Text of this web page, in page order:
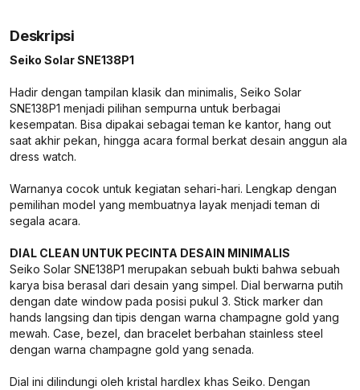
Deskripsi
Seiko Solar SNE138P1
Hadir dengan tampilan klasik dan minimalis, Seiko Solar
SNE138P1 menjadi pilihan sempurna untuk berbagai
kesempatan. Bisa dipakai sebagai teman ke kantor, hang out
saat akhir pekan, hingga acara formal berkat desain anggun ala
dress watch.
Warnanya cocok untuk kegiatan sehari-hari. Lengkap dengan
pemilihan model yang membuatnya layak menjadi teman di
segala acara.
DIAL CLEAN UNTUK PECINTA DESAIN MINIMALIS
Seiko Solar SNE138P1 merupakan sebuah bukti bahwa sebuah
karya bisa berasal dari desain yang simpel. Dial berwarna putih
dengan date window pada posisi pukul 3. Stick marker dan
hands langsing dan tipis dengan warna champagne gold yang
mewah. Case, bezel, dan bracelet berbahan stainless steel
dengan warna champagne gold yang senada.
Dial ini dilindungi oleh kristal hardlex khas Seiko. Dengan